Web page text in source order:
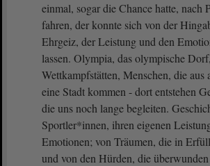
einmal, sogar die Chance hatte, nach
fahren, der konnte sich von der
Ehrgeiz, der Leistung und den
lassen. Olympia, das olympische
Wettkampfstätten, Menschen, die aus
eine Stadt kommen - dort entstehen
die uns noch lange begleiten.
Sportler*innen, ihren eigenen
Emotionen; von Träumen, die in
und von den Hürden, die